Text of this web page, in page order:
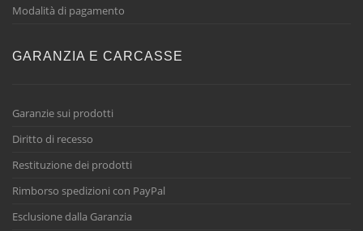
Modalità di pagamento
GARANZIA E CARCASSE
Garanzie sui prodotti
Diritto di recesso
Restituzione dei prodotti
Rimborso spedizioni con PayPal
Esclusione dalla Garanzia